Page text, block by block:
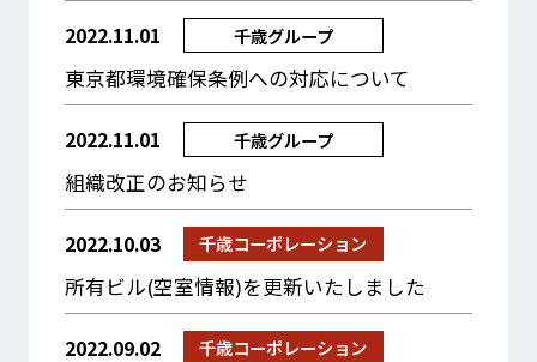
2022.11.01 千歳グループ
東京都環境確保条例への対応について
2022.11.01 千歳グループ
組織改正のお知らせ
2022.10.03 千歳コーポレーション
所有ビル(空室情報)を更新いたしました
2022.09.02 千歳コーポレーション